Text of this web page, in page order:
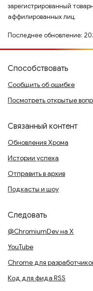
зарегистрированный
аффилированных лиц.
Последнее обновление:
Способствовать
Сообщить об ошибке
Посмотреть открытые
Связанный контент
Обновления Хрома
Истории успеха
Отправить в архив
Подкасты и шоу
Следовать
@ChromiumDev на X
YouTube
Chrome для
Код для фида RSS